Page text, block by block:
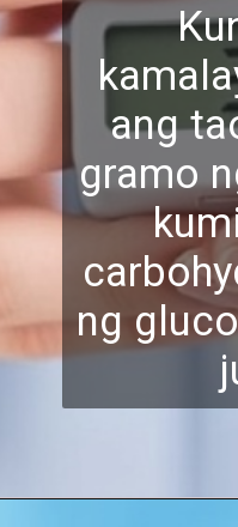
ang
gramo
ng g